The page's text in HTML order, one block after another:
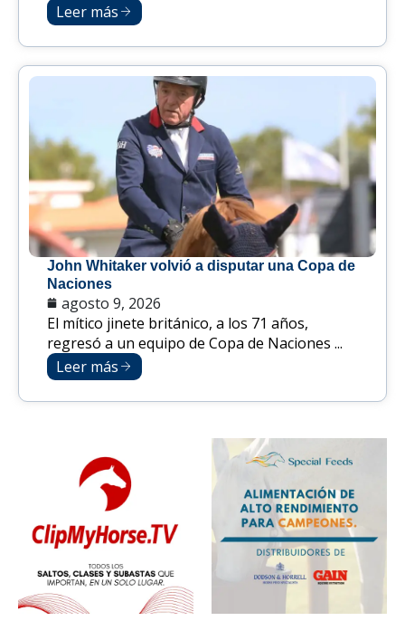
Leer más
John Whitaker volvió a disputar una Copa de
Naciones
agosto 9, 2026
El mítico jinete británico, a los 71 años,
regresó a un equipo de Copa de Naciones ...
Leer más